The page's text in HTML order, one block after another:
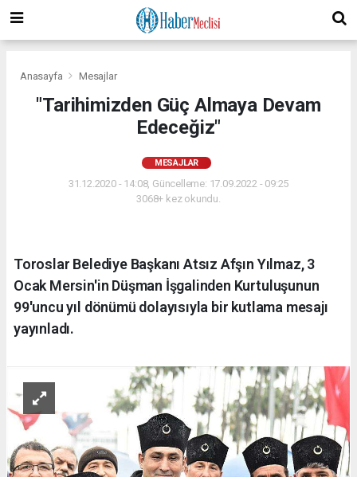
Anasayfa Mesajlar
"Tarihimizden Güç Almaya Devam
Edeceğiz"
MESAJLAR
31.12.2020 - 14:08, Güncelleme: 17.09.2022 - 09:25
3068+ kez okundu.
Toroslar Belediye Başkanı Atsız Afşın Yılmaz, 3
Ocak Mersin'in Düşman İşgalinden Kurtuluşunun
99'uncu yıl dönümü dolayısıyla bir kutlama mesajı
yayınladı.